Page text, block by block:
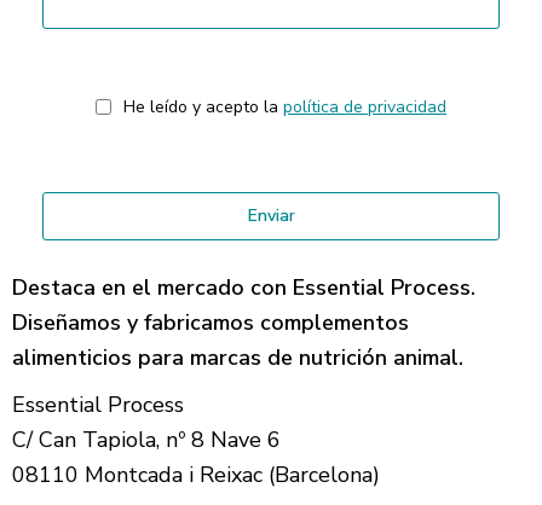
He leído y acepto la política de privacidad
Destaca en el mercado con Essential Process.
Diseñamos y fabricamos complementos
alimenticios para marcas de nutrición animal.
Essential Process
C/ Can Tapiola, nº 8 Nave 6
08110 Montcada i Reixac (Barcelona)